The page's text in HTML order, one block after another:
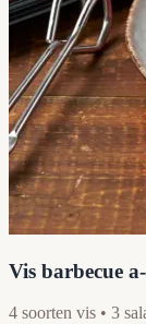
Vis barbecue
4 soorten vis • 3